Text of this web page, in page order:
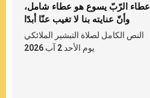
عطاء الرّبّ يسوع هو عطاء شامل،
وأنّ عنايته بنا لا تغيب عنّا أبدًا
النص الكامل لصلاة التبشير الملائكي
يوم الأحد 2 آب 2026